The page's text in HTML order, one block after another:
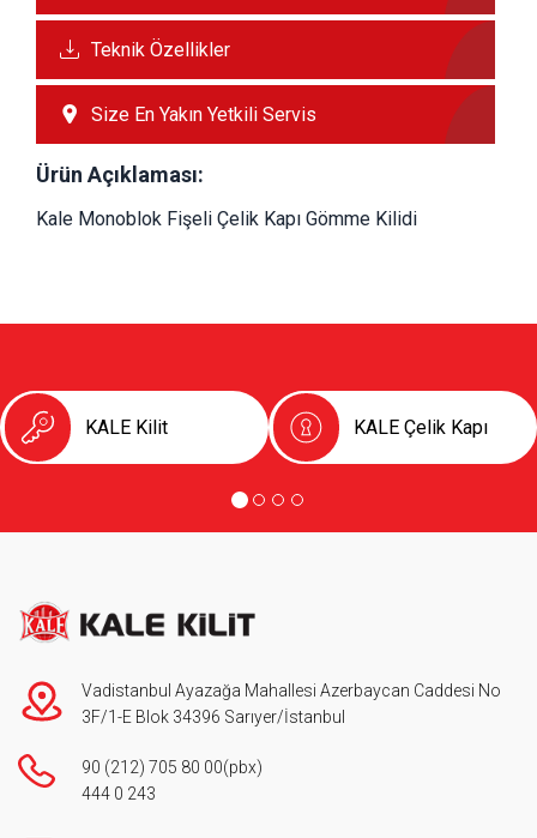
Teknik Özellikler
Size En Yakın Yetkili Servis
Ürün Açıklaması:
Kale Monoblok Fişeli Çelik Kapı Gömme Kilidi
KALE Kilit KALE Çelik Kapı
Vadistanbul Ayazağa Mahallesi Azerbaycan Caddesi No
3F/1-E Blok 34396 Sarıyer/İstanbul
90 (212) 705 80 00(pbx)
444 0 243